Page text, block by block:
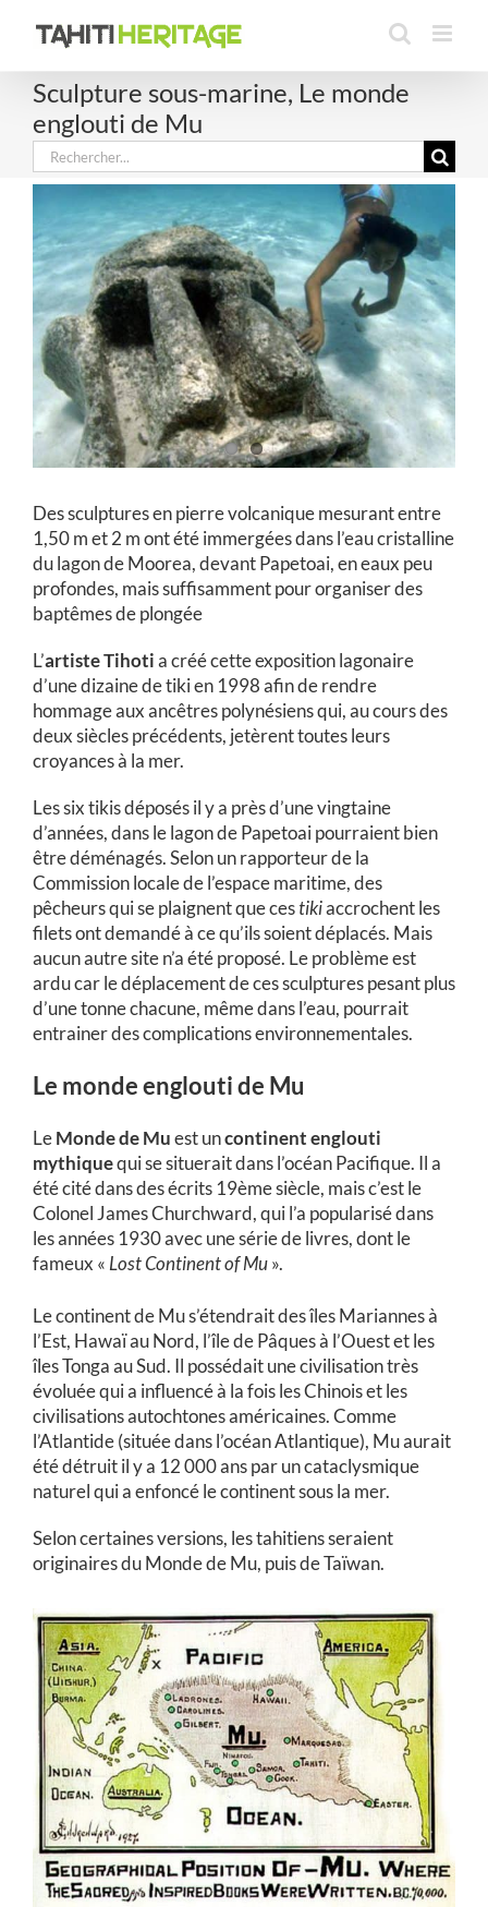
Sculpture sous-marine, Le monde
englouti de Mu
Rechercher:
Des sculptures en pierre volcanique mesurant entre
1,50 m et 2 m ont été immergées dans l’eau cristalline
du lagon de Moorea, devant Papetoai, en eaux peu
profondes, mais suffisamment pour organiser des
baptêmes de plongée
L’artiste Tihotia créé cette exposition lagonaire
d’une dizaine de tiki en 1998 afin de rendre
hommage aux ancêtres polynésiens qui, au cours des
deux siècles précédents, jetèrent toutes leurs
croyances à la mer.
Les six tikis déposés il y a près d’une vingtaine
d’années, dans le lagon de Papetoai pourraient bien
être déménagés. Selon un rapporteur de la
Commission locale de l’espace maritime, des
pêcheurs qui se plaignent que cestikiaccrochent les
filets ont demandé à ce qu’ils soient déplacés. Mais
aucun autre site n’a été proposé. Le problème est
ardu car le déplacement de ces sculptures pesant plus
d’une tonne chacune, même dans l’eau, pourrait
entrainer des complications environnementales.
Le monde englouti de Mu
LeMonde de Muest uncontinent englouti
mythiquequi se situerait dans l’océan Pacifique. Il a
été cité dans des écrits 19ème siècle, mais c’est le
Colonel James Churchward, qui l’a popularisé dans
les années 1930 avec une série de livres, dont le
fameux « Lost Continent of Mu».
Le continent de Mu s’étendrait des îles Mariannes à
l’Est, Hawaï au Nord, l’île de Pâques à l’Ouest et les
îles Tonga au Sud. Il possédait une civilisation très
évoluée qui a influencé à la fois les Chinois et les
civilisations autochtones américaines. Comme
l’Atlantide (située dans l’océan Atlantique), Mu aurait
été détruit il y a 12 000 ans par un cataclysmique
naturel qui a enfoncé le continent sous la mer.
Selon certaines versions, les tahitiens seraient
originaires du Monde de Mu, puis de Taïwan.